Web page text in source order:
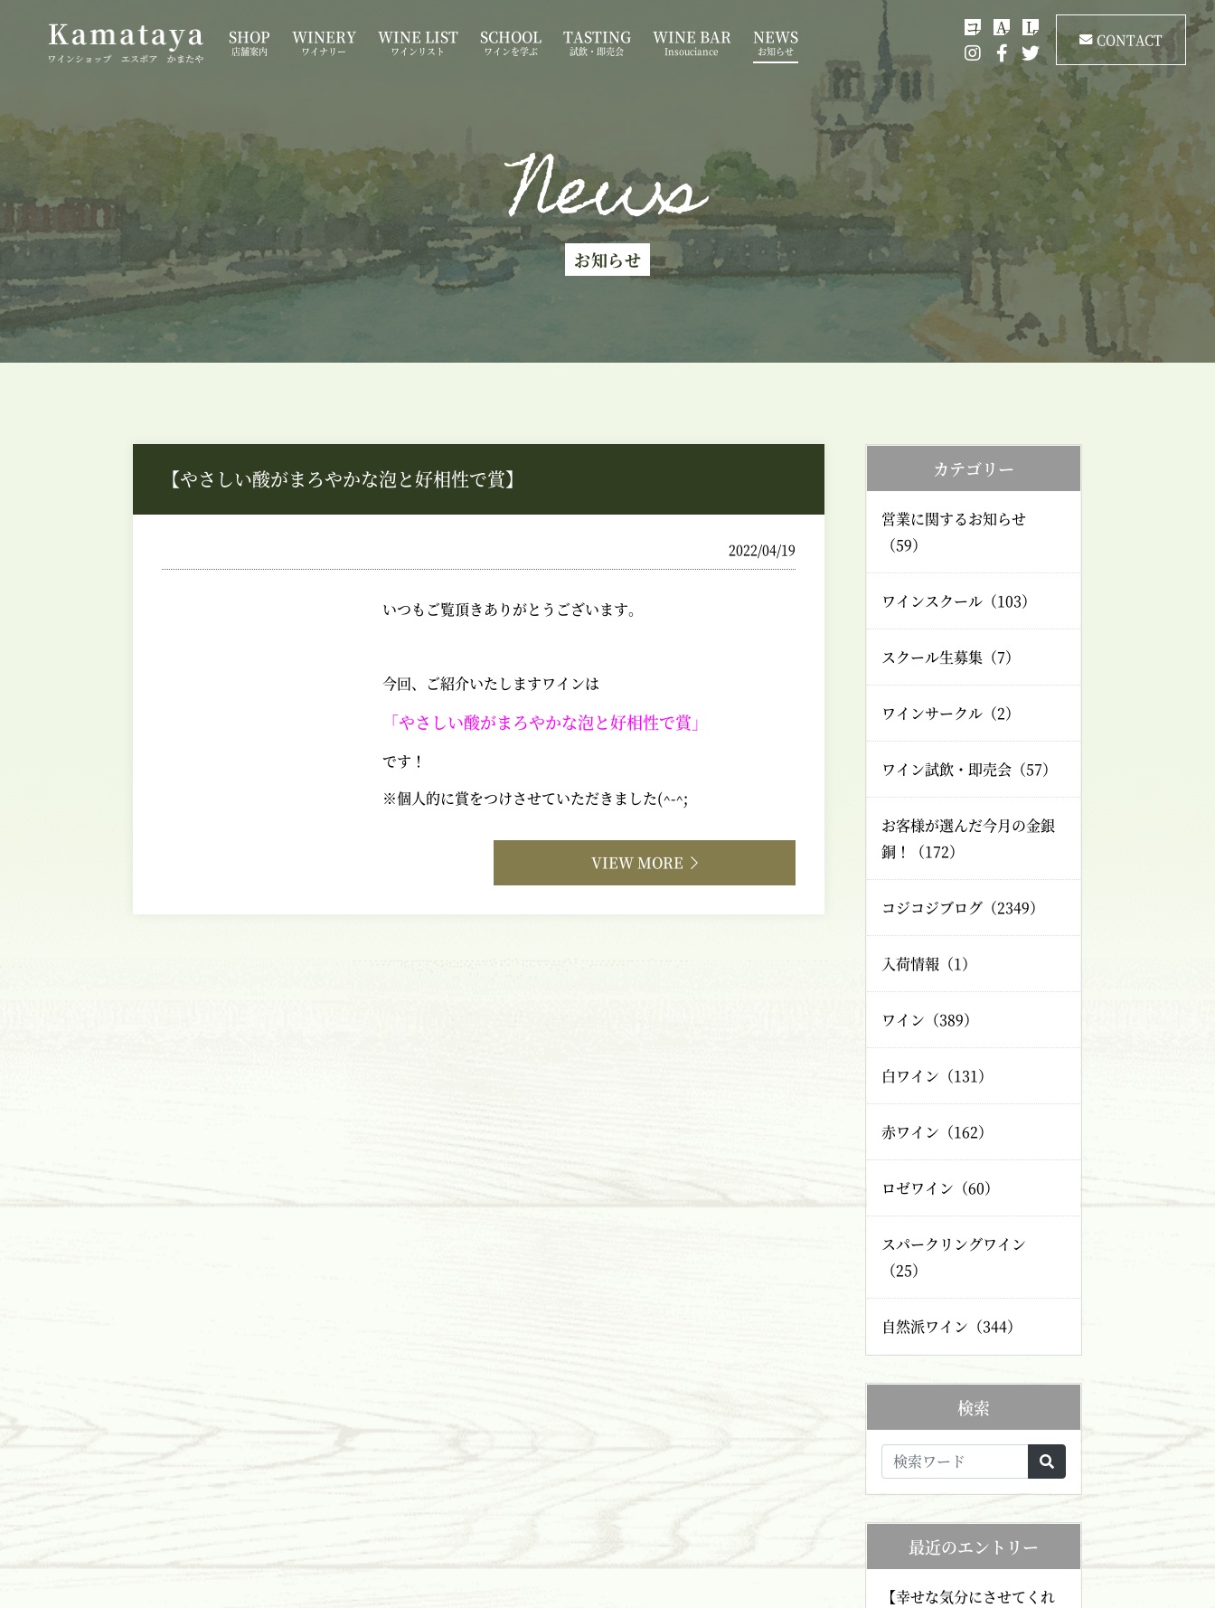
SHOP
店舗案内
WINERY
ワイナリー
WINE LIST
ワインリスト
SCHOOL
ワインを学ぶ
TASTING
試飲・即売会
WINE BAR
Insouciance
NEWS
お知らせ
コ A L
CONTACT
News
お知らせ
【やさしい酸がまろやかな泡と好相性で賞】
2022/04/19
いつもご覧頂きありがとうございます。
今回、ご紹介いたしますワインは
「やさしい酸がまろやかな泡と好相性で賞」
です！
※個人的に賞をつけさせていただきました(^-^;
VIEW MORE
カテゴリー
営業に関するお知らせ
（59）
ワインスクール（103）
スクール生募集（7）
ワインサークル（2）
ワイン試飲・即売会（57）
お客様が選んだ今月の金銀
銅！（172）
コジコジブログ（2349）
入荷情報（1）
ワイン（389）
白ワイン（131）
赤ワイン（162）
ロゼワイン（60）
スパークリングワイン
（25）
自然派ワイン（344）
検索
最近のエントリー
【幸せな気分にさせてくれ